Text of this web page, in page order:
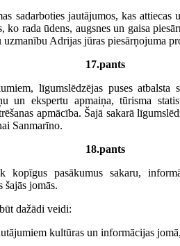
sadarboties jautājumos, kas
ko rada ūdens, augsnes un gaisa
uzmanību Adrijas jūras piesārņojuma
17.pants
līgumslēdzējas puses atbalsta
un ekspertu apmaiņa, tūrisma
apmācība. Šajā sakarā
Sanmarīno.
18.pants
kopīgus pasākumus sakaru,
šajās jomās.
dažādi veidi:
kultūras un informācijas